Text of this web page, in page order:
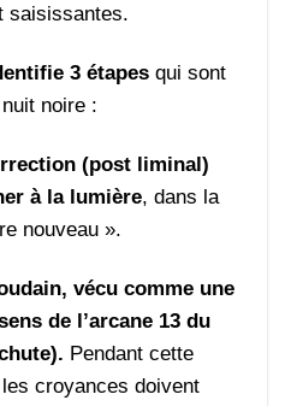
saisissantes.
3 étapes qui sont
noire :
(post liminal)
à la lumière, dans la
nouveau ».
vécu comme une
de l’arcane 13 du
Pendant cette
croyances doivent